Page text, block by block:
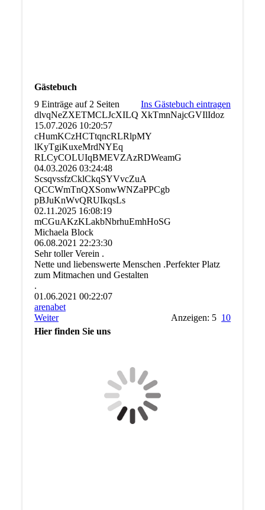
Gästebuch
9 Einträge auf 2 Seiten
Ins Gästebuch eintragen
dlvqNeZXETMCLJcXILQ XkTmnNajcGVIlIdoz
15.07.2026 10:20:57
cHumKCzHCTtqncRLRlpMY
lKyTgiKuxeMrdNYEq
RLCyCOLUIqBMEVZAzRDWeamG
04.03.2026 03:24:48
ScsqvssfzCklCkqSYVvcZuA
QCCWmTnQXSonwWNZaPPCgb
pBJuKnWvQRUIkqsLs
02.11.2025 16:08:19
mCGuAKzKLakbNbrhuEmhHoS­G
Michaela Block
06.08.2021 22:23:30
Sehr toller Verein .
Nette und liebenswerte Menschen .Perfekter Platz
zum Mitmachen und Gestalten
.
01.06.2021 00:22:07
arenabet
Weiter
Anzeigen: 5 10
Hier finden Sie uns